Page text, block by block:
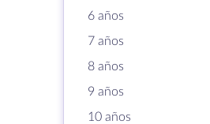
6 años
7 años
8 años
9 años
10 años